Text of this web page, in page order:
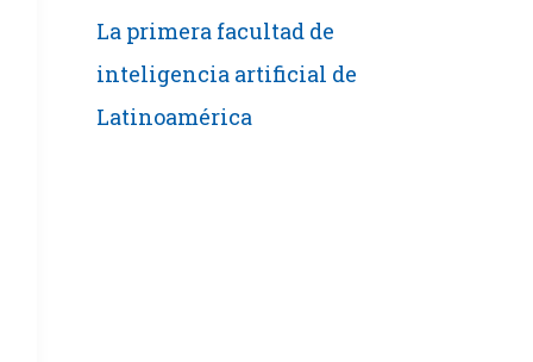
La primera facultad de
inteligencia artificial de
Latinoamérica